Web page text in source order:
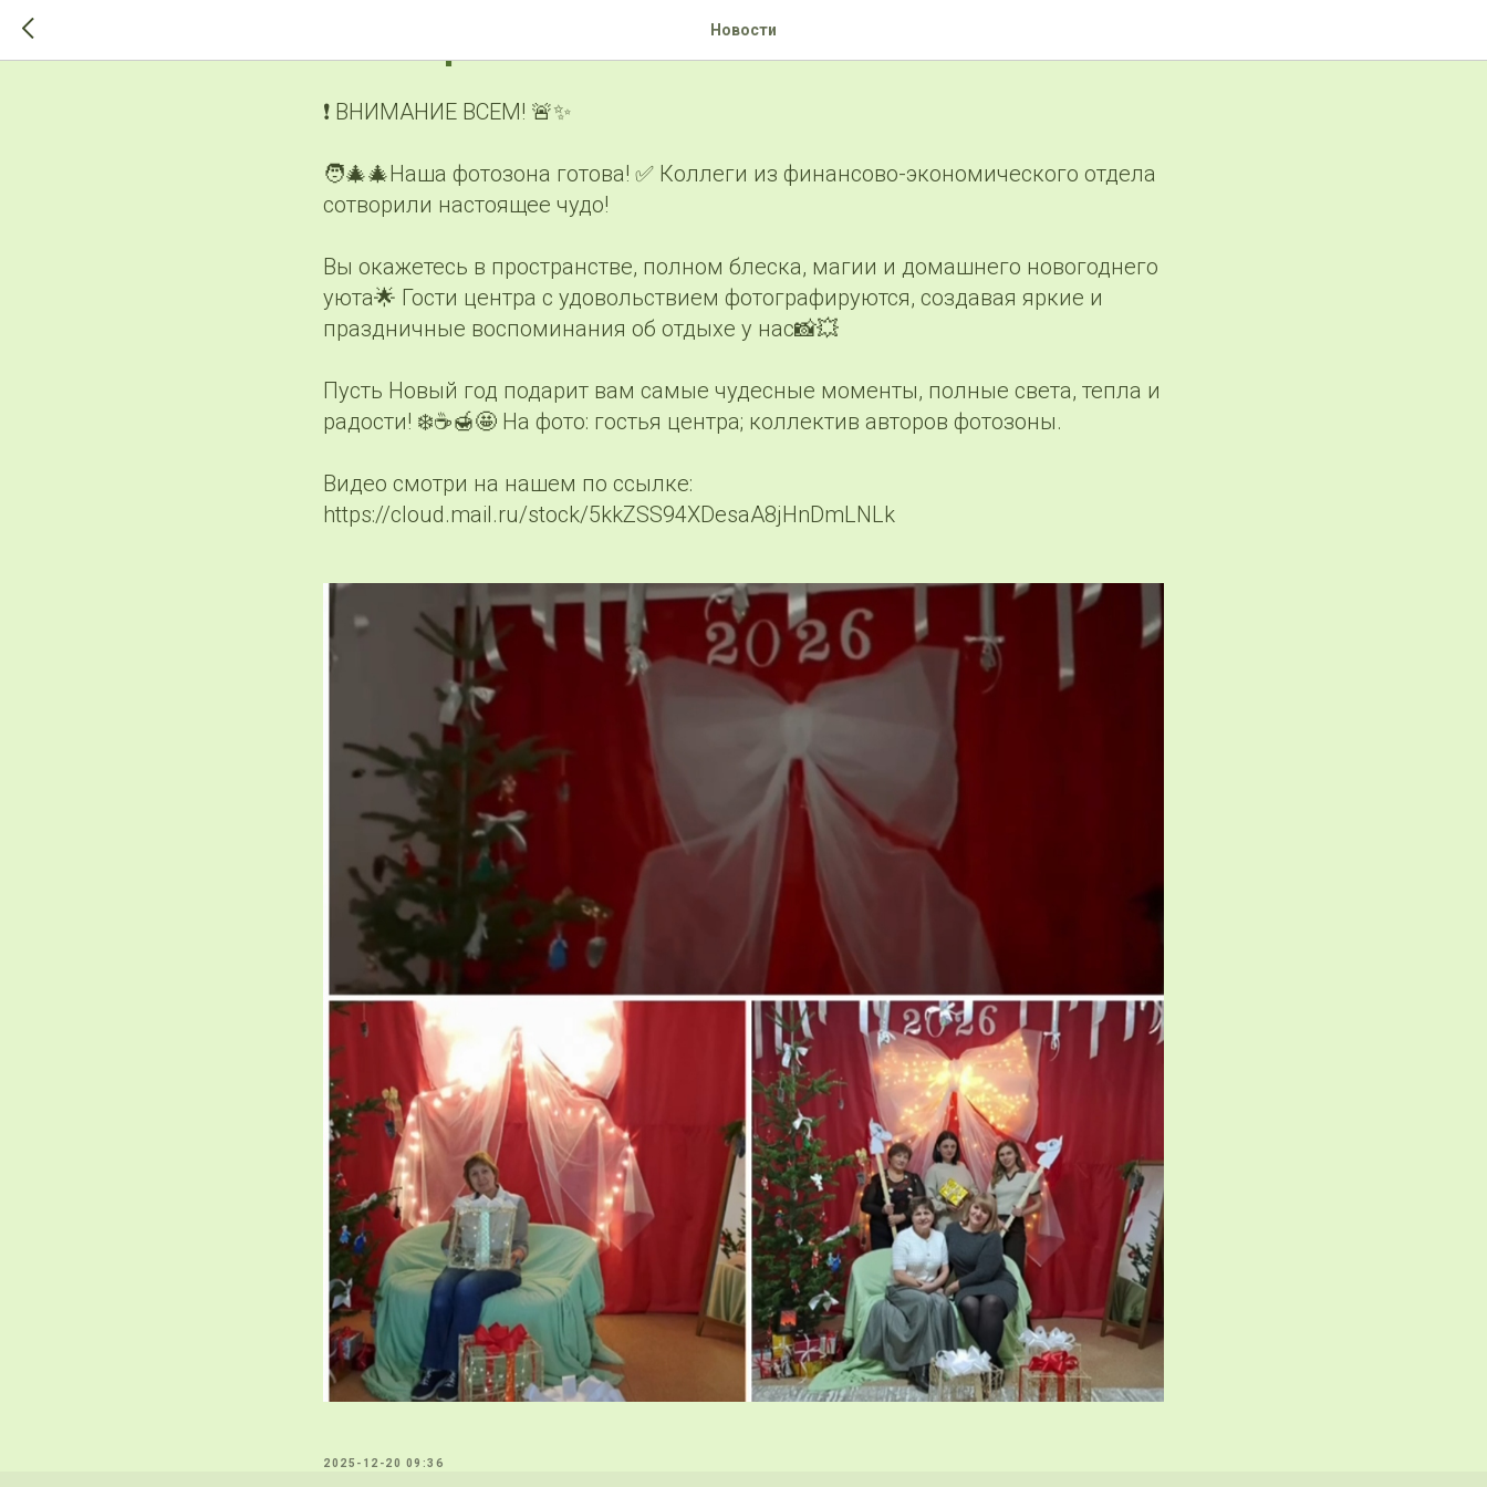
Новости
Наша фотозона готова!
❗ ВНИМАНИЕ ВСЕМ! 🚨✨
🧑‍🎄🎄Наша фотозона готова! ✅ Коллеги из финансово-экономического отдела
сотворили настоящее чудо!
Вы окажетесь в пространстве, полном блеска, магии и домашнего новогоднего
уюта🌟 Гости центра с удовольствием фотографируются, создавая яркие и
праздничные воспоминания об отдыхе у нас📸💥
Пусть Новый год подарит вам самые чудесные моменты, полные света, тепла и
радости! ❄️☕️🍯🤩 На фото: гостья центра; коллектив авторов фотозоны.
Видео смотри на нашем по ссылке:
https://cloud.mail.ru/stock/5kkZSS94XDesaA8jHnDmLNLk
2025-12-20 09:36